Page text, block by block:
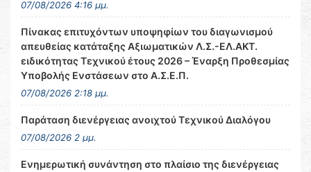
07/08/2026 4:16 μμ.
Πίνακας επιτυχόντων υποψηφίων του διαγωνισμού
απευθείας κατάταξης Αξιωματικών Λ.Σ.-ΕΛ.ΑΚΤ.
ειδικότητας Τεχνικού έτους 2026 – Έναρξη Προθεσμίας
Υποβολής Ενστάσεων στο Α.Σ.Ε.Π.
07/08/2026 2:18 μμ.
Παράταση διενέργειας ανοιχτού Τεχνικού Διαλόγου
07/08/2026 2 μμ.
Ενημερωτική συνάντηση στο πλαίσιο της διενέργειας